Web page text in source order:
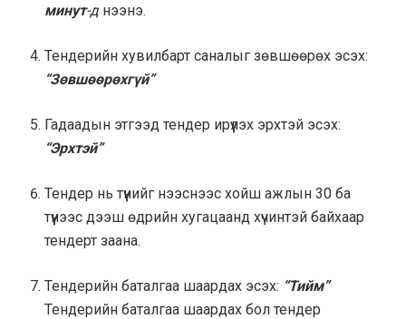
минут-д нээнэ.
Тендерийн хувилбарт саналыг зөвшөөрөх эсэх:
“Зөвшөөрөхгүй”
Гадаадын этгээд тендер ирүүлэх эрхтэй эсэх:
“Эрхтэй”
Тендер нь түүнийг нээснээс хойш ажлын 30 ба
түүнээс дээш өдрийн хугацаанд хүчинтэй байхаар
тендерт заана.
Тендерийн баталгаа шаардах эсэх: “Тийм”
Тендерийн баталгаа шаардах бол тендер